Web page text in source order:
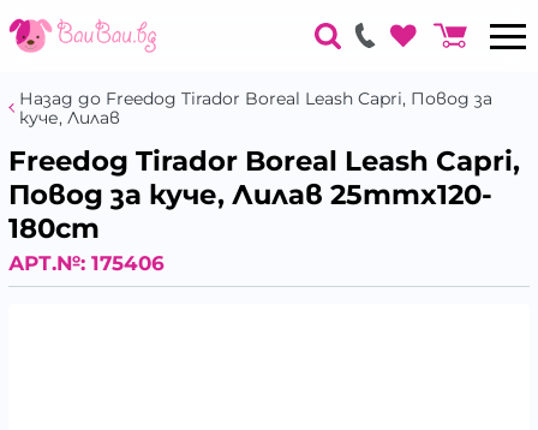
Назад до Freedog Tirador Boreal Leash Capri, Повод за
куче, Лилав
Freedog Tirador Boreal Leash Capri,
Повод за куче, Лилав 25mmx120-
180cm
АРТ.№: 175406